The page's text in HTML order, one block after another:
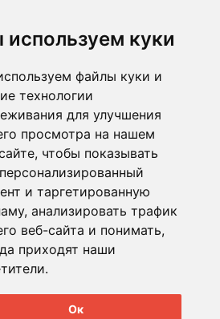
куки
файлы куки и
технологии
для улучшения
просмотра на нашем
чтобы показывать
и таргетированную
анализировать трафик
веб-сайта и понимать,
приходят наши
Ок
ответственностью
220117, г. Минск, пр-т Газеты
66 63
.